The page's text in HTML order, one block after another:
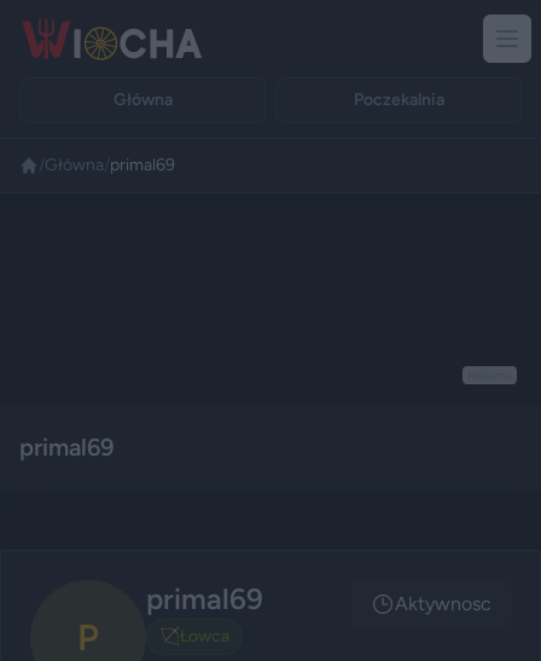
Główna Poczekalnia
Główna primal69
primal69
P
primal69
🏹Łowca
Aktywnosc